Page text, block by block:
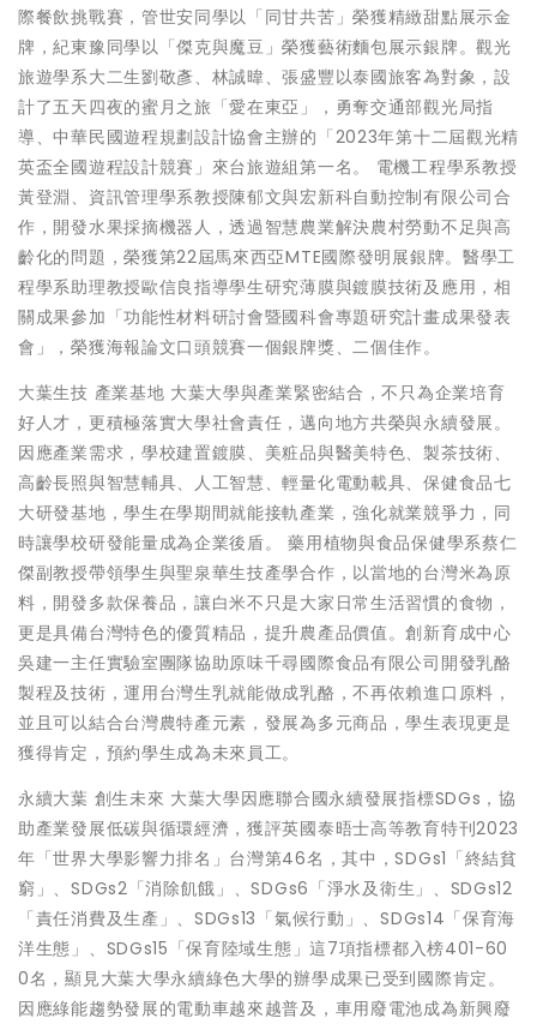
際餐飲挑戰賽，管世安同學以「同甘共苦」榮獲精緻甜點展示金
牌，紀東豫同學以「傑克與魔豆」榮獲藝術麵包展示銀牌。觀光
旅遊學系大二生劉敬彥、林誠暐、張盛豐以泰國旅客為對象，設
計了五天四夜的蜜月之旅「愛在東亞」，勇奪交通部觀光局指
導、中華民國遊程規劃設計協會主辦的「2023年第十二屆觀光精
英盃全國遊程設計競賽」來台旅遊組第一名。 電機工程學系教授
黃登淵、資訊管理學系教授陳郁文與宏新科自動控制有限公司合
作，開發水果採摘機器人，透過智慧農業解決農村勞動不足與高
齡化的問題，榮獲第22屆馬來西亞MTE國際發明展銀牌。醫學工
程學系助理教授歐信良指導學生研究薄膜與鍍膜技術及應用，相
關成果參加「功能性材料研討會暨國科會專題研究計畫成果發表
會」，榮獲海報論文口頭競賽一個銀牌獎、二個佳作。
大葉生技 產業基地 大葉大學與產業緊密結合，不只為企業培育
好人才，更積極落實大學社會責任，邁向地方共榮與永續發展。
因應產業需求，學校建置鍍膜、美粧品與醫美特色、製茶技術、
高齡長照與智慧輔具、人工智慧、輕量化電動載具、保健食品七
大研發基地，學生在學期間就能接軌產業，強化就業競爭力，同
時讓學校研發能量成為企業後盾。 藥用植物與食品保健學系蔡仁
傑副教授帶領學生與聖泉華生技產學合作，以當地的台灣米為原
料，開發多款保養品，讓白米不只是大家日常生活習慣的食物，
更是具備台灣特色的優質精品，提升農產品價值。創新育成中心
吳建一主任實驗室團隊協助原味千尋國際食品有限公司開發乳酪
製程及技術，運用台灣生乳就能做成乳酪，不再依賴進口原料，
並且可以結合台灣農特產元素，發展為多元商品，學生表現更是
獲得肯定，預約學生成為未來員工。
永續大葉 創生未來 大葉大學因應聯合國永續發展指標SDGs，協
助產業發展低碳與循環經濟，獲評英國泰晤士高等教育特刊2023
年「世界大學影響力排名」台灣第46名，其中，SDGs1「終結貧
窮」、SDGs2「消除飢餓」、SDGs6「淨水及衛生」、SDGs12
「責任消費及生產」、SDGs13「氣候行動」、SDGs14「保育海
洋生態」、SDGs15「保育陸域生態」這7項指標都入榜401-60
0名，顯見大葉大學永續綠色大學的辦學成果已受到國際肯定。
因應綠能趨勢發展的電動車越來越普及，車用廢電池成為新興廢